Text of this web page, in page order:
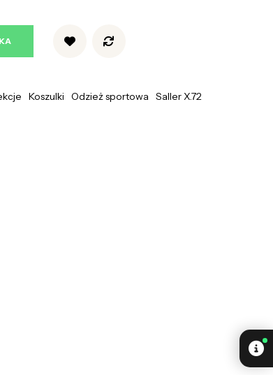
Koszulki Odzież sportowa Saller X.72